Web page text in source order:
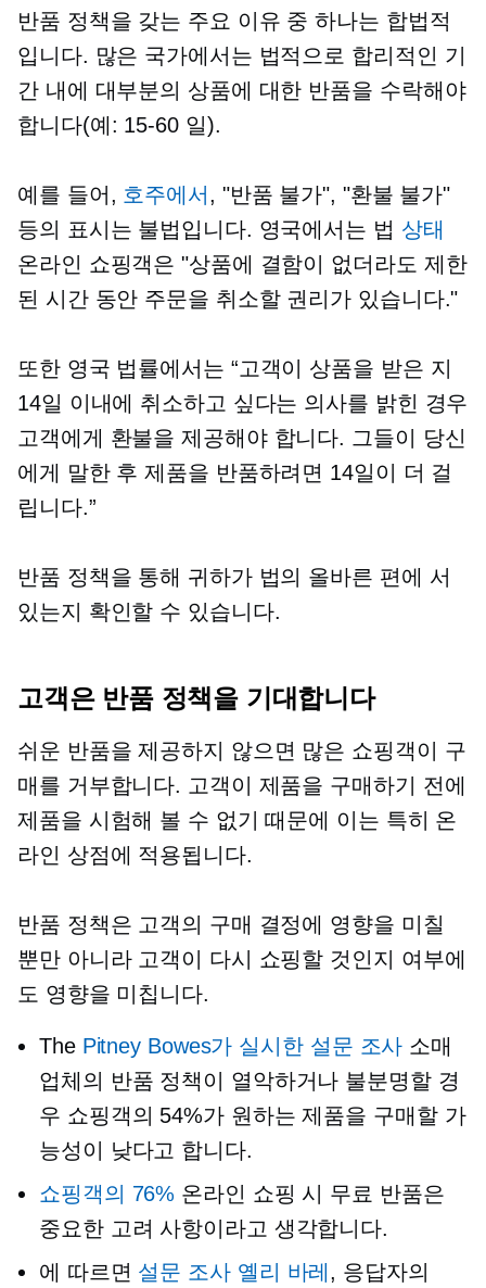
반품 정책을 갖는 주요 이유 중 하나는 합법적
입니다. 많은 국가에서는 법적으로 합리적인 기
간 내에 대부분의 상품에 대한 반품을 수락해야
합니다(예: 15-60일).
예를 들어, 호주에서 , "반품 불가", "환불 불가"
등의 표시는 불법입니다. 영국에서는 법 상태
온라인 쇼핑객은 "상품에 결함이 없더라도 제한
된 시간 동안 주문을 취소할 권리가 있습니다."
또한 영국 법률에서는 “고객이 상품을 받은 지
14일 이내에 취소하고 싶다는 의사를 밝힌 경우
고객에게 환불을 제공해야 합니다. 그들이 당신
에게 말한 후 제품을 반품하려면 14일이 더 걸
립니다.”
반품 정책을 통해 귀하가 법의 올바른 편에 서
있는지 확인할 수 있습니다.
고객은 반품 정책을 기대합니다
쉬운 반품을 제공하지 않으면 많은 쇼핑객이 구
매를 거부합니다. 고객이 제품을 구매하기 전에
제품을 시험해 볼 수 없기 때문에 이는 특히 온
라인 상점에 적용됩니다.
반품 정책은 고객의 구매 결정에 영향을 미칠
뿐만 아니라 고객이 다시 쇼핑할 것인지 여부에
도 영향을 미칩니다.
The Pitney Bowes가 실시한 설문 조사 소매
업체의 반품 정책이 열악하거나 불분명할 경
우 쇼핑객의 54%가 원하는 제품을 구매할 가
능성이 낮다고 합니다.
쇼핑객의 76% 온라인 쇼핑 시 무료 반품은
중요한 고려 사항이라고 생각합니다.
에 따르면 설문 조사 옐리 바레 , 응답자의